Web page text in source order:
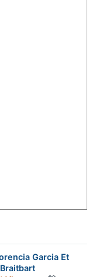
Garcia Et